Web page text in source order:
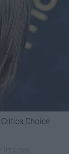
Choice